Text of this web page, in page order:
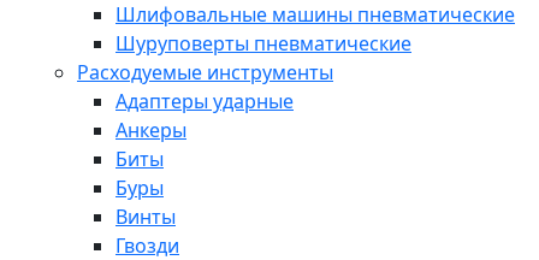
Шлифовальные машины пневматические
Шуруповерты пневматические
Расходуемые инструменты
Адаптеры ударные
Анкеры
Биты
Буры
Винты
Гвозди